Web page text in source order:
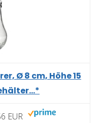
Ø 8 cm, Höhe 15
EUR